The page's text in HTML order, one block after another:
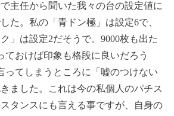
主任から聞いた我々の台の設定値に
た。私の「青ドン極」は設定6で、
」は設定2だそうで。9000枚も出た
ておけば印象も格段に良いだろう
ってしまうところに「嘘のつけない
ました。これは今の私個人のパチス
タンスにも言える事ですが、自身の